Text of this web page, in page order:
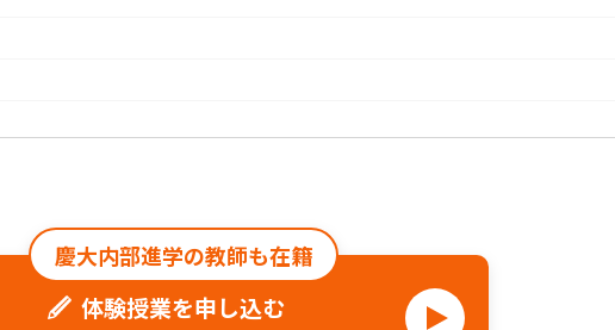
慶大内部進学の教師も在籍
体験授業を申し込む